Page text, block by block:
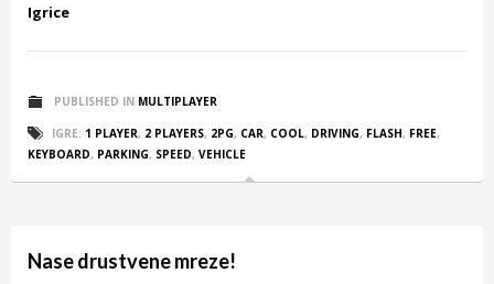
Igrice
PUBLISHED IN MULTIPLAYER
IGRE: 1 PLAYER, 2 PLAYERS, 2PG, CAR, COOL, DRIVING, FLASH, FREE,
KEYBOARD, PARKING, SPEED, VEHICLE
Nase drustvene mreze!